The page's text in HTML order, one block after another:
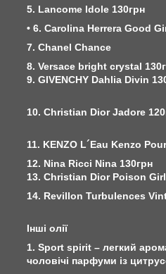
5. Lancome Idole 130грн
• 6. Carolina Herrera Good
7. Chanel Chance
8. Versace bright crystal
9. GIVENCHY Dahlia Divin
10. Christian Dior Jadore
11. KENZO L´Eau Kenzo
12. Nina Ricci Nina 130грн
13. Christian Dior Poison
14. Revillon Turbulences
Інші олії
1. Sport spirit – легкий
чоловічі парфуми із